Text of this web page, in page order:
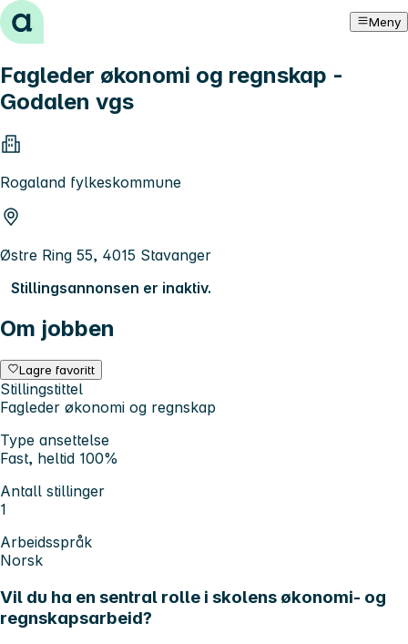
Hopp til innhold Meny
Fagleder økonomi og regnskap -
Godalen vgs
Rogaland fylkeskommune
Østre Ring 55, 4015 Stavanger
Stillingsannonsen er inaktiv.
Om jobben
Lagre favoritt
Stillingstittel
Fagleder økonomi og regnskap
Type ansettelse
Fast, heltid 100%
Antall stillinger
1
Arbeidsspråk
Norsk
Vil du ha en sentral rolle i skolens økonomi- og
regnskapsarbeid?